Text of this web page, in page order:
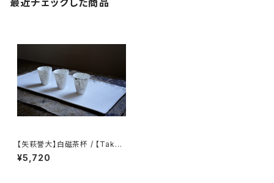
最近チェックした商品
【矢萩誉大】白磁茶杯 / 【Takah
iro Yahagiteacup
¥5,720